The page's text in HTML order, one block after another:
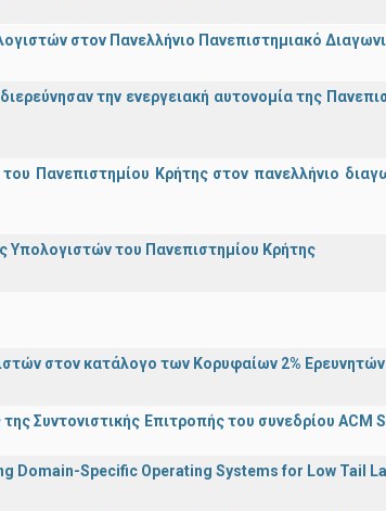
στον Πανελλήνιο Πανεπιστημιακό
την ενεργειακή αυτονομία της
Πανεπιστημίου Κρήτης στον πανελλήνιο
του Πανεπιστημίου Κρήτης
στον κατάλογο των Κορυφαίων 2%
Συντονιστικής Επιτροπής του συνεδρίου
Domain-Specific Operating Systems for Low Tail